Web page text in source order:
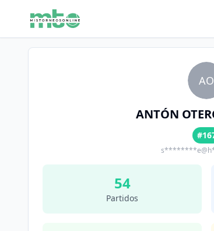
AO
ANTÓN
54
Partidos